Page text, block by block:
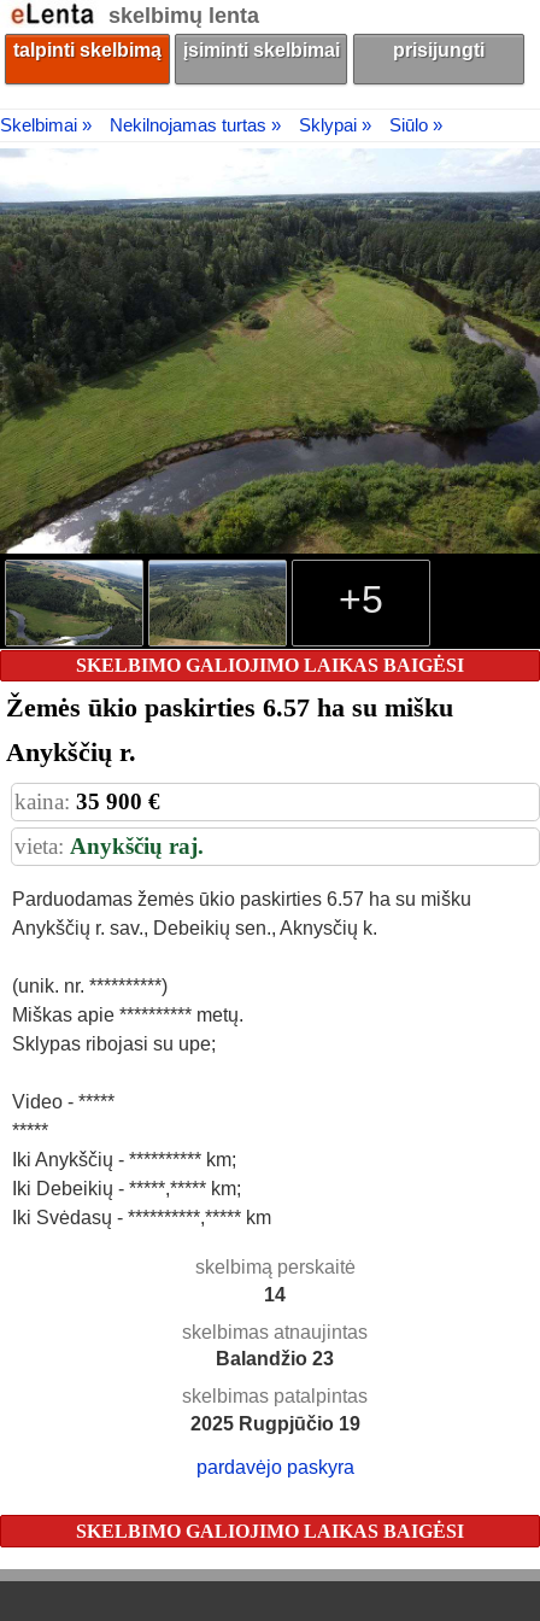
skelbimų lenta
talpinti skelbimą įsiminti skelbimai prisijungti
Skelbimai » Nekilnojamas turtas » Sklypai » Siūlo »
+5
SKELBIMO GALIOJIMO LAIKAS BAIGĖSI
Žemės ūkio paskirties 6.57 ha su mišku
Anykščių r.
kaina: 35 900 €
vieta: Anykščių raj.
Parduodamas žemės ūkio paskirties 6.57 ha su mišku
Anykščių r. sav., Debeikių sen., Aknysčių k.
(unik. nr. **********)
Miškas apie ********** metų.
Sklypas ribojasi su upe;
Video - *****
*****
Iki Anykščių - ********** km;
Iki Debeikių - *****,***** km;
Iki Svėdasų - **********,***** km
skelbimą perskaitė
14
skelbimas atnaujintas
Balandžio 23
skelbimas patalpintas
2025 Rugpjūčio 19
pardavėjo paskyra
SKELBIMO GALIOJIMO LAIKAS BAIGĖSI